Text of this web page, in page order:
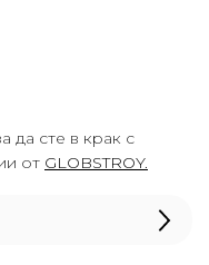
да сте в крак с
от GLOBSTROY.